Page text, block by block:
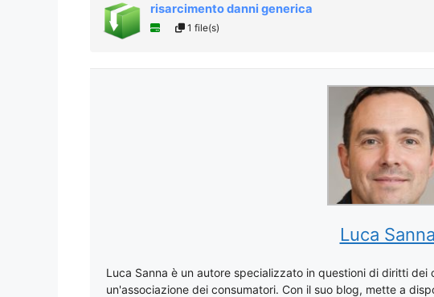
risarcimento danni generica
1 file(s)
Luca Sanna
Luca Sanna è un autore specializzato in questioni di diritti dei
un'associazione dei consumatori. Con il suo blog, mette a